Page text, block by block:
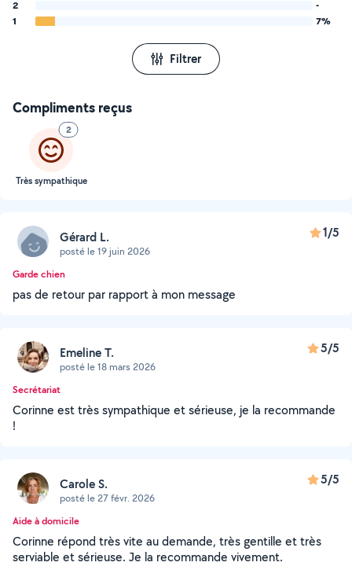
2
-
1
7%
Filtrer
Compliments reçus
2
Très sympathique
Gérard L.
posté le 19 juin 2026
1/5
Garde chien
pas de retour par rapport à mon message
Emeline T.
posté le 18 mars 2026
5/5
Secrétariat
Corinne est très sympathique et sérieuse, je la recommande
!
Carole S.
posté le 27 févr. 2026
5/5
Aide à domicile
Corinne répond très vite au demande, très gentille et très
serviable et sérieuse. Je la recommande vivement.